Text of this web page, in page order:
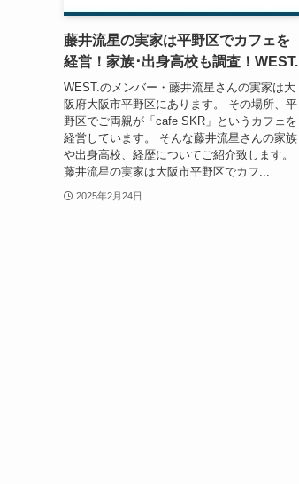
藤井流星の実家は平野区でカフェを
経営！家族･出身高校も調査！WEST.
WEST.のメンバー・藤井流星さんの実家は大
阪府大阪市平野区にあります。 その場所、平
野区でご両親が「cafe SKR」というカフェを
経営しています。 そんな藤井流星さんの家族
や出身高校、経歴についてご紹介致します。
藤井流星の実家は大阪市平野区でカフ...
2025年2月24日